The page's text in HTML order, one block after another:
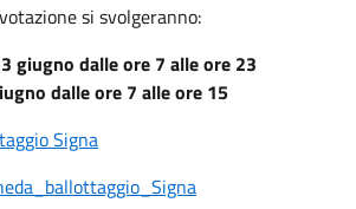
si svolgeranno:
giugno dalle ore 7 alle ore 23
dalle ore 7 alle ore 15
Signa